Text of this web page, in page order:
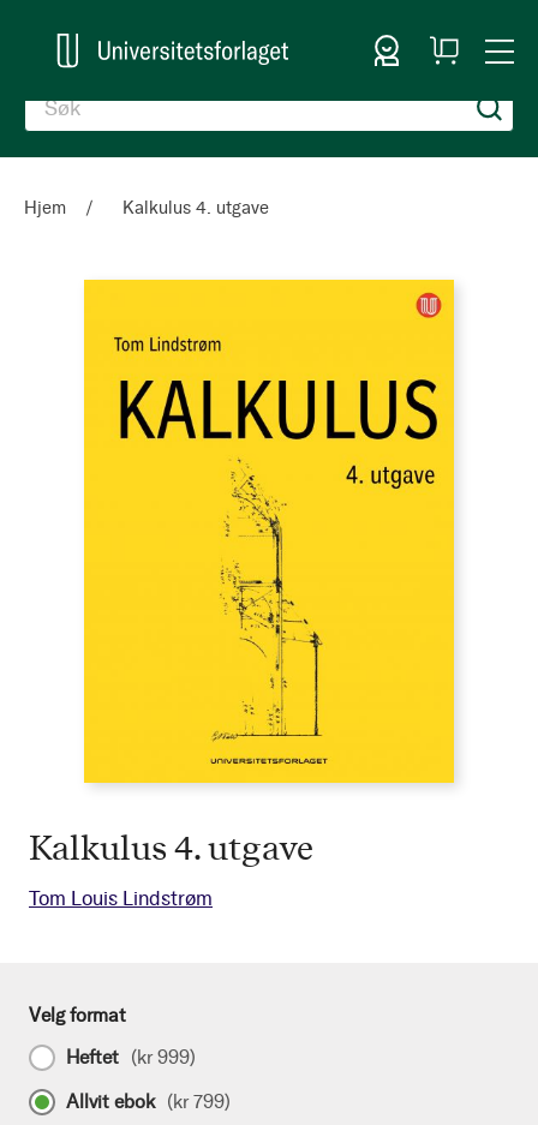
Logg inn
Handlekurv
Hjem Kalkulus 4. utgave
Kalkulus 4. utgave
Tom Louis Lindstrøm
Velg format
Heftet (kr 999)
Allvit ebok (kr 799)